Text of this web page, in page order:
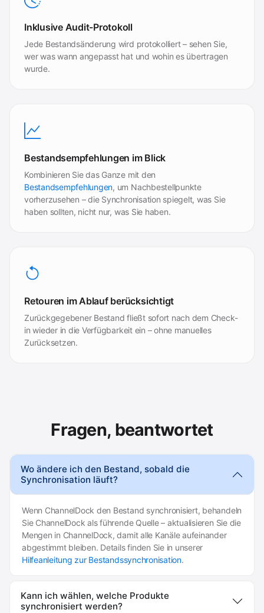
Inklusive Audit-Protokoll
Jede Bestandsänderung wird protokolliert – sehen Sie,
wer was wann angepasst hat und wohin es übertragen
wurde.
Bestandsempfehlungen im Blick
Kombinieren Sie das Ganze mit den
Bestandsempfehlungen, um Nachbestellpunkte
vorherzusehen – die Synchronisation spiegelt, was Sie
haben sollten, nicht nur, was Sie haben.
Retouren im Ablauf berücksichtigt
Zurückgegebener Bestand fließt sofort nach dem Check-
in wieder in die Verfügbarkeit ein – ohne manuelles
Zurücksetzen.
Fragen, beantwortet
Wo ändere ich den Bestand, sobald die
Synchronisation läuft?
Wenn ChannelDock den Bestand synchronisiert, behandeln
Sie ChannelDock als führende Quelle – aktualisieren Sie die
Mengen in ChannelDock, damit alle Kanäle aufeinander
abgestimmt bleiben. Details finden Sie in unserer
Hilfeanleitung zur Bestandssynchronisation.
Kann ich wählen, welche Produkte
synchronisiert werden?